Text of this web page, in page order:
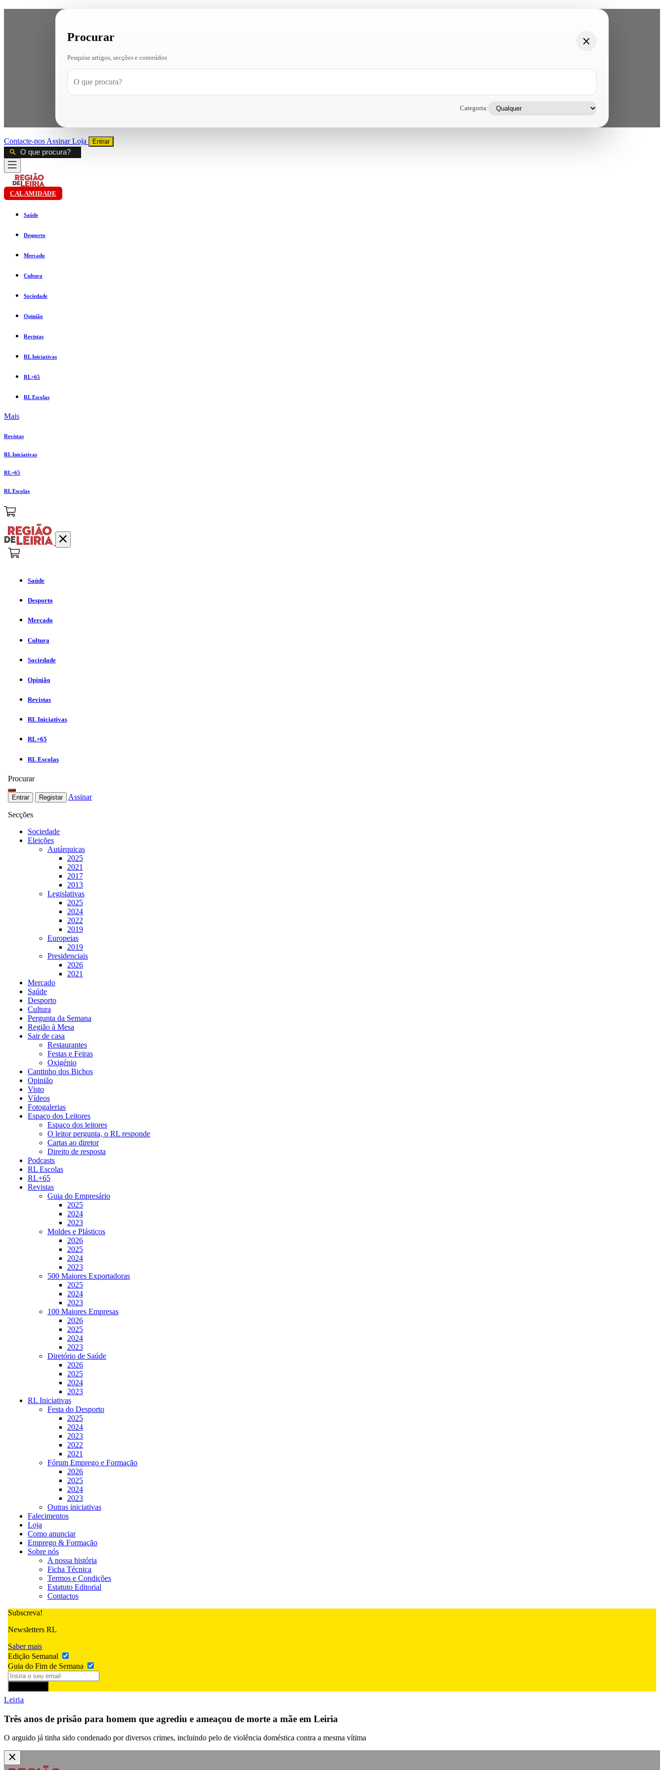
Procurar
Pesquise artigos, secções e conteúdos
Categoria:
Contacte-nos AssinarLoja Entrar
CALAMIDADE
Saúde
Desporto
Mercado
Cultura
Sociedade
Opinião
Revistas
RL Iniciativas
RL+65
RL Escolas
Mais
Revistas
RL Iniciativas
RL+65
RL Escolas
Saúde
Desporto
Mercado
Cultura
Sociedade
Opinião
Revistas
RL Iniciativas
RL+65
RL Escolas
Procurar
Entrar Registar Assinar
Secções
Sociedade
Eleições
Autárquicas
2025
2021
2017
2013
Legislativas
2025
2024
2022
2019
Europeias
2019
Presidenciais
2026
2021
Mercado
Saúde
Desporto
Cultura
Pergunta da Semana
Região à Mesa
Sair de casa
Restaurantes
Festas e Feiras
Oxigénio
Cantinho dos Bichos
Opinião
Visto
Vídeos
Fotogalerias
Espaço dos Leitores
Espaço dos leitores
O leitor pergunta, o RL responde
Cartas ao diretor
Direito de resposta
Podcasts
RL Escolas
RL+65
Revistas
Guia do Empresário
2025
2024
2023
Moldes e Plásticos
2026
2025
2024
2023
500 Maiores Exportadoras
2025
2024
2023
100 Maiores Empresas
2026
2025
2024
2023
Diretório de Saúde
2026
2025
2024
2023
RL Iniciativas
Festa do Desporto
2025
2024
2023
2022
2021
Fórum Emprego e Formação
2026
2025
2024
2023
Outras iniciativas
Falecimentos
Loja
Como anunciar
Emprego & Formação
Sobre nós
A nossa história
Ficha Técnica
Termos e Condições
Estatuto Editorial
Contactos
Subscreva!
Newsletters RL
Saber mais
Edição Semanal
Guia do Fim de Semana
Leiria
Três anos de prisão para homem que agrediu e ameaçou de morte a mãe em Leiria
O arguido já tinha sido condenado por diversos crimes, incluindo pelo de violência doméstica contra a mesma vítima